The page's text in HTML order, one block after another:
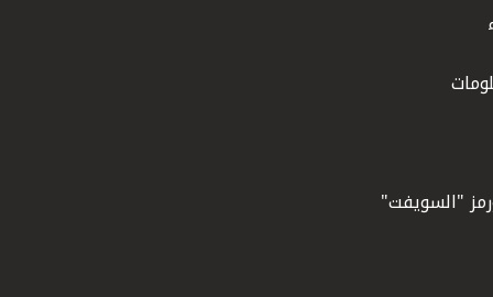
"السويفت"